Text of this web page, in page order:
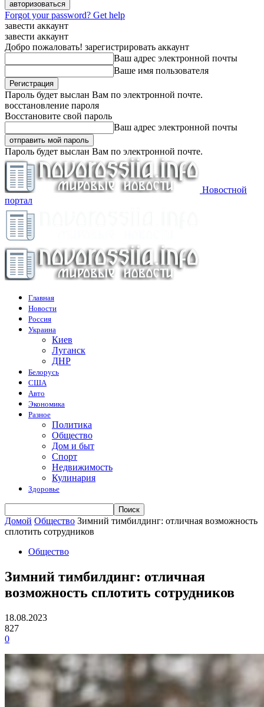
Forgot your password? Get help
завести аккаунт
завести аккаунт
Добро пожаловать! зарегистрировать аккаунт
Ваш адрес электронной почты
Ваше имя пользователя
Пароль будет выслан Вам по электронной почте.
восстановление пароля
Восстановите свой пароль
Ваш адрес электронной почты
Пароль будет выслан Вам по электронной почте.
Новостной
портал
Главная
Новости
Россия
Украина
Киев
Луганск
ДНР
Белорусь
США
Авто
Экономика
Разное
Политика
Общество
Дом и быт
Спорт
Недвижимость
Кулинария
Здоровье
Домой Общество Зимний тимбилдинг: отличная возможность
сплотить сотрудников
Общество
Зимний тимбилдинг: отличная
возможность сплотить сотрудников
18.08.2023
827
0